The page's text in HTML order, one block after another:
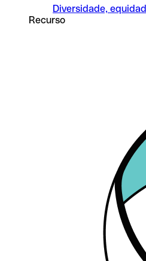
Diversidade,
Recurso